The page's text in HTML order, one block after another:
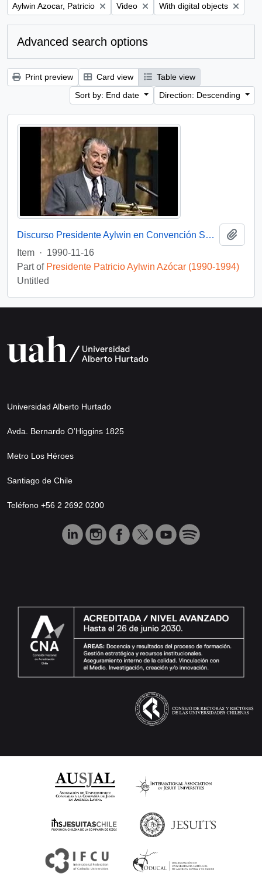
Remove filter:
Aylwin Azocar, Patricio Remove filter:
Video Remove filter:
With digital objects
Advanced search options
Print preview Card view
Table view
Sort by: End date
Direction: Descending
Discurso Presidente Aylwin en Convención Santiago: Video
Item · 1990-11-16
Part of Presidente Patricio Aylwin Azócar (1990-1994)
Untitled
Universidad Alberto Hurtado
Avda. Bernardo O’Higgins 1825
Metro Los Héroes
Santiago de Chile
Teléfono +56 2 2692 0200